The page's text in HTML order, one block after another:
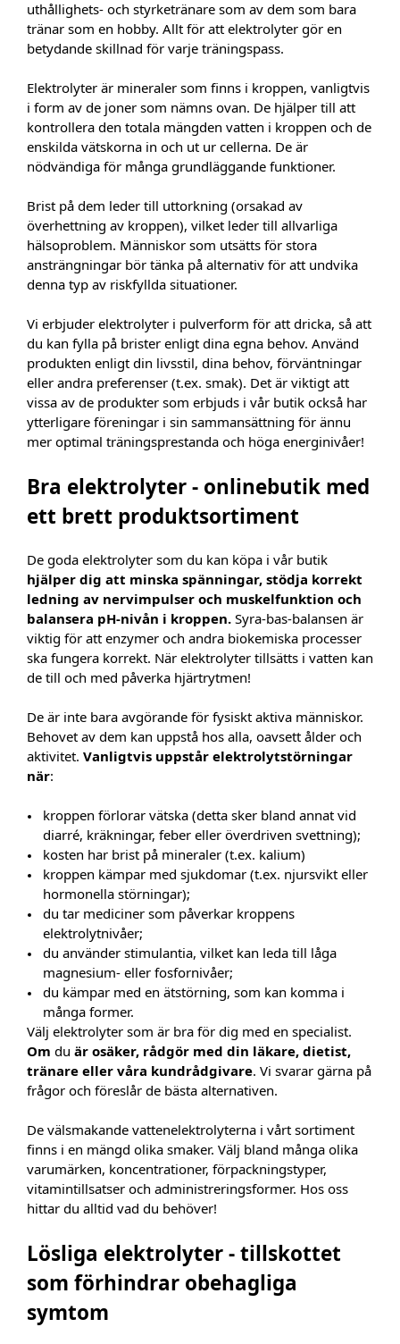
uthållighets- och styrketränare som av dem som bara
tränar som en hobby. Allt för att elektrolyter gör en
betydande skillnad för varje träningspass.
Elektrolyter är mineraler som finns i kroppen, vanligtvis
i form av de joner som nämns ovan. De hjälper till att
kontrollera den totala mängden vatten i kroppen och de
enskilda vätskorna in och ut ur cellerna. De är
nödvändiga för många grundläggande funktioner.
Brist på dem leder till uttorkning (orsakad av
överhettning av kroppen), vilket leder till allvarliga
hälsoproblem. Människor som utsätts för stora
ansträngningar bör tänka på alternativ för att undvika
denna typ av riskfyllda situationer.
Vi erbjuder elektrolyter i pulverform för att dricka, så att
du kan fylla på brister enligt dina egna behov. Använd
produkten enligt din livsstil, dina behov, förväntningar
eller andra preferenser (t.ex. smak). Det är viktigt att
vissa av de produkter som erbjuds i vår butik också har
ytterligare föreningar i sin sammansättning för ännu
mer optimal träningsprestanda och höga energinivåer!
Bra elektrolyter - onlinebutik med
ett brett produktsortiment
De goda elektrolyter som du kan köpa i vår butik
hjälper dig att minska spänningar, stödja korrekt
ledning av nervimpulser och muskelfunktion och
balansera pH-nivån i kroppen.
Syra-bas-balansen är
viktig för att enzymer och andra biokemiska processer
ska fungera korrekt. När elektrolyter tillsätts i vatten kan
de till och med påverka hjärtrytmen!
De är inte bara avgörande för fysiskt aktiva människor.
Behovet av dem kan uppstå hos alla, oavsett ålder och
aktivitet. Vanligtvis uppstår elektrolytstörningar
när:
kroppen förlorar vätska (detta sker bland annat vid
diarré, kräkningar, feber eller överdriven svettning);
kosten har brist på mineraler (t.ex. kalium)
kroppen kämpar med sjukdomar (t.ex. njursvikt eller
hormonella störningar);
du tar mediciner som påverkar kroppens
elektrolytnivåer;
du använder stimulantia, vilket kan leda till låga
magnesium- eller fosfornivåer;
du kämpar med en ätstörning, som kan komma i
många former.
Välj elektrolyter som är bra för dig med en specialist.
Om du är osäker, rådgör med din läkare, dietist,
tränare eller våra kundrådgivare . Vi svarar gärna på
frågor och föreslår de bästa alternativen.
De välsmakande vattenelektrolyterna i vårt sortiment
finns i en mängd olika smaker. Välj bland många olika
varumärken, koncentrationer, förpackningstyper,
vitamintillsatser och administreringsformer. Hos oss
hittar du alltid vad du behöver!
Lösliga elektrolyter - tillskottet
som förhindrar obehagliga
symtom